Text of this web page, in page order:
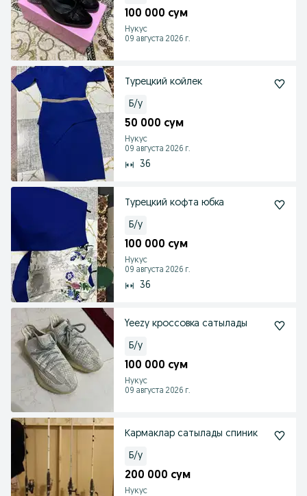
100 000 сум
Нукус
09 августа 2026 г.
Турецкий койлек
Б/у
50 000 сум
Нукус
09 августа 2026 г.
36
Турецкий кофта юбка
Б/у
100 000 сум
Нукус
09 августа 2026 г.
36
Yeezy кроссовка сатылады
Б/у
100 000 сум
Нукус
09 августа 2026 г.
Кармаклар сатылады спиник
Б/у
200 000 сум
Нукус